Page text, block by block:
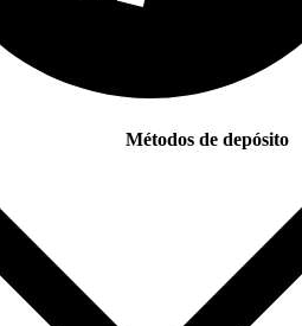
Métodos de depósito